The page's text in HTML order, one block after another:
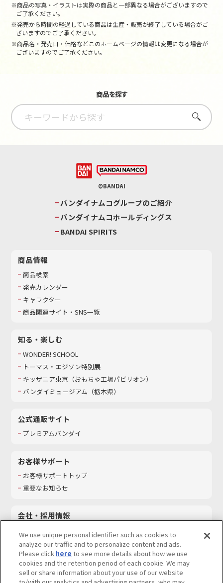
※商品の写真・イラストは実際の商品と一部異なる場合がございますので
ご了承ください。
※発売から時間の経過している商品は生産・販売が終了している場合がご
ざいますのでご了承ください。
※商品名・発売日・価格などこのホームページの情報は変更になる場合が
ございますのでご了承ください。
商品を探す
さがす
©BANDAI
バンダイナムコグループのご紹介
バンダイナムコホールディングス
BANDAI SPIRITS
商品情報
商品検索
発売カレンダー
キャラクター
商品関連サイト・SNS一覧
知る・楽しむ
WONDER! SCHOOL
トーマス・エジソン特別展
キッザニア東京（おもちゃ工場パビリオン）​
バンダイミュージアム（栃木県）
公式通販サイト
プレミアムバンダイ
お客様サポート
お客様サポートトップ
重要なお知らせ
会社・採用情報
採用情報
サステナビリティ
お問い合わせ
We use unique personal identifier such as cookies to
analyze our traffic and to personalize content and ads.
Please click here to see more details about how we use
cookies and the retention period of each cookie. We may
sell or share information about your use of our website